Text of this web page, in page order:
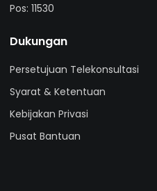
Pos: 11530
Dukungan
Persetujuan Telekonsultasi
Syarat & Ketentuan
Kebijakan Privasi
Pusat Bantuan